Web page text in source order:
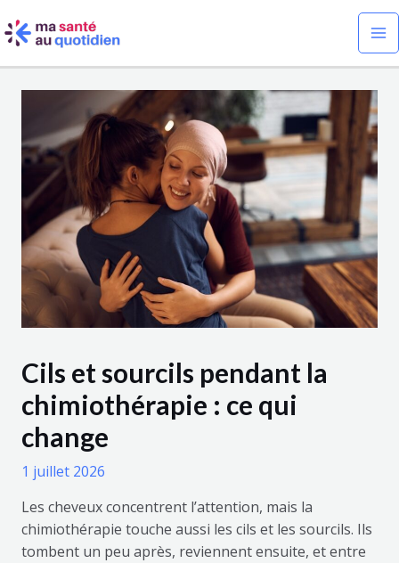
au
Cils et sourcils pendant la
chimiothérapie : ce qui
change
1 juillet 2026
Les cheveux concentrent l’attention, mais la
chimiothérapie touche aussi les cils et les sourcils. Ils
tombent un peu après, reviennent ensuite, et entre
des